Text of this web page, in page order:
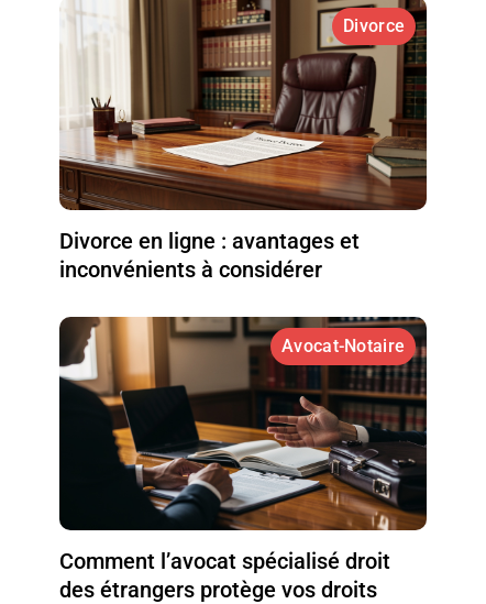
Divorce
Divorce en ligne : avantages et
inconvénients à considérer
Avocat-Notaire
Comment l’avocat spécialisé droit
des étrangers protège vos droits